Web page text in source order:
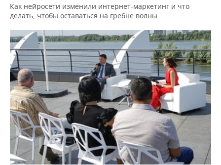
Как нейросети изменили интернет-маркетинг и что
делать, чтобы оставаться на гребне волны